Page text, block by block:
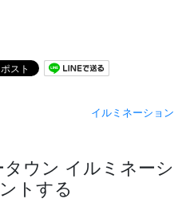
イルミネーション
ウン イルミネーシ
トする